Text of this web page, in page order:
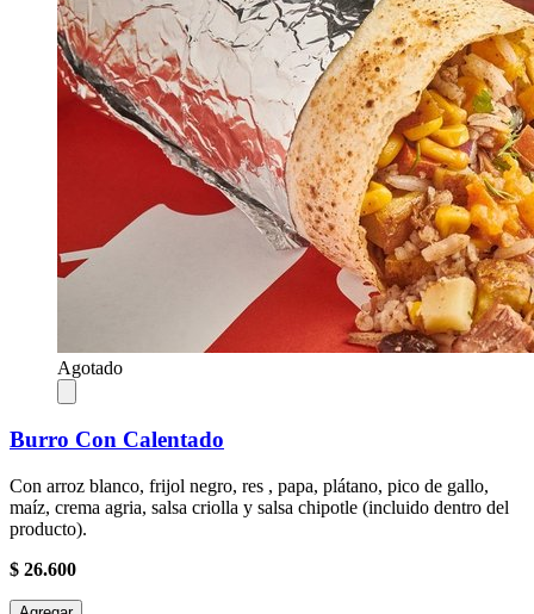
Agotado
Burro Con Calentado
Con arroz blanco, frijol negro, res , papa, plátano, pico de gallo,
maíz, crema agria, salsa criolla y salsa chipotle (incluido dentro del
producto).
$ 26.600